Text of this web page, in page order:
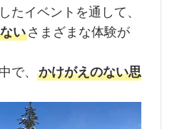
たイベントを通して、
いさまざまな体験が
で、 かけがえのない思